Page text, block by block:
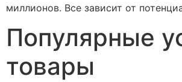
миллионов. Все зависит от
Популярные
товары